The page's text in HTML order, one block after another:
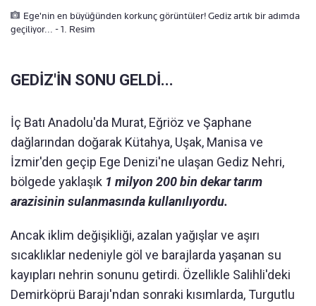
Ege'nin en büyüğünden korkunç görüntüler! Gediz artık bir adımda
geçiliyor... - 1. Resim
GEDİZ'İN SONU GELDİ...
İç Batı Anadolu'da Murat, Eğriöz ve Şaphane
dağlarından doğarak Kütahya, Uşak, Manisa ve
İzmir'den geçip Ege Denizi'ne ulaşan Gediz Nehri,
bölgede yaklaşık 1 milyon 200 bin dekar tarım
arazisinin sulanmasında kullanılıyordu.
Ancak iklim değişikliği, azalan yağışlar ve aşırı
sıcaklıklar nedeniyle göl ve barajlarda yaşanan su
kayıpları nehrin sonunu getirdi. Özellikle Salihli'deki
Demirköprü Barajı'ndan sonraki kısımlarda, Turgutlu